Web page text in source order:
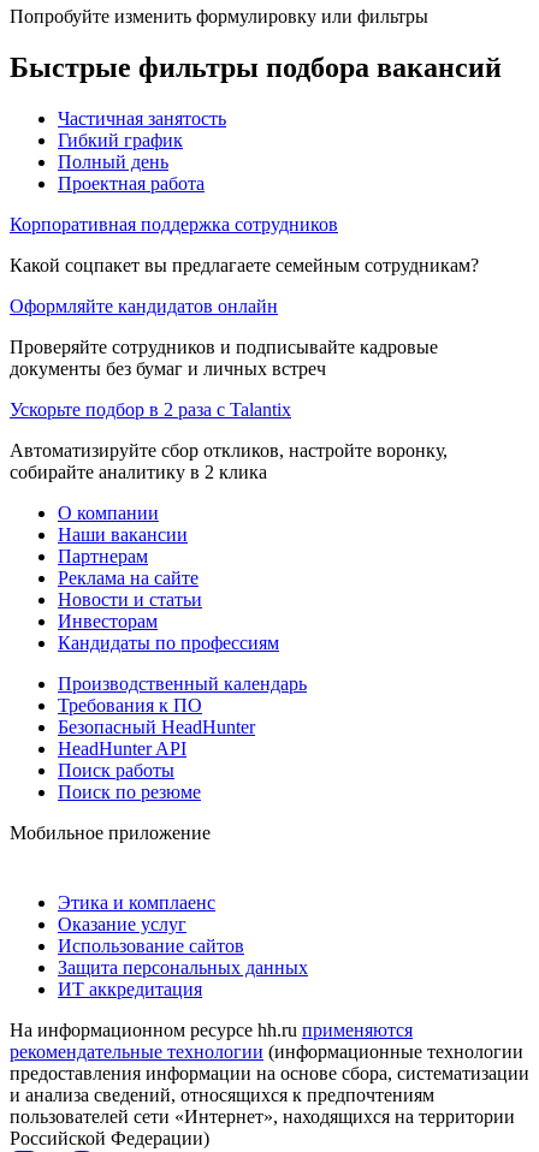
Попробуйте изменить формулировку или фильтры
Быстрые фильтры подбора вакансий
Частичная занятость
Гибкий график
Полный день
Проектная работа
Корпоративная поддержка сотрудников
Какой соцпакет вы предлагаете семейным сотрудникам?
Оформляйте кандидатов онлайн
Проверяйте сотрудников и подписывайте кадровые
документы без бумаг и личных встреч
Ускорьте подбор в 2 раза с Talantix
Автоматизируйте сбор откликов, настройте воронку,
собирайте аналитику в 2 клика
О компании
Наши вакансии
Партнерам
Реклама на сайте
Новости и статьи
Инвесторам
Кандидаты по профессиям
Производственный календарь
Требования к ПО
Безопасный HeadHunter
HeadHunter API
Поиск работы
Поиск по резюме
Мобильное приложение
Этика и комплаенс
Оказание услуг
Использование сайтов
Защита персональных данных
ИТ аккредитация
На информационном ресурсе hh.ru применяются
рекомендательные технологии (информационные технологии
предоставления информации на основе сбора, систематизации
и анализа сведений, относящихся к предпочтениям
пользователей сети «Интернет», находящихся на территории
Российской Федерации)